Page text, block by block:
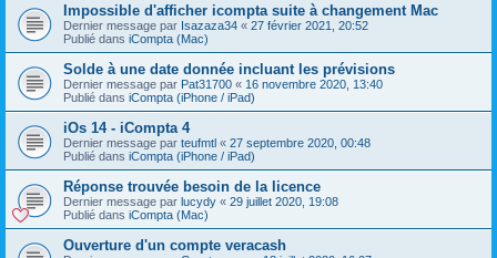
Impossible d'afficher icompta suite à changement Mac
Dernier message par Isazaza34 « 27 février 2021, 20:52
Publié dans iCompta (Mac)
Solde à une date donnée incluant les prévisions
Dernier message par Pat31700 « 16 novembre 2020, 13:40
Publié dans iCompta (iPhone / iPad)
iOs 14 - iCompta 4
Dernier message par teufmtl « 27 septembre 2020, 00:48
Publié dans iCompta (iPhone / iPad)
Réponse trouvée besoin de la licence
Dernier message par lucydy « 29 juillet 2020, 19:08
Publié dans iCompta (Mac)
Ouverture d'un compte veracash